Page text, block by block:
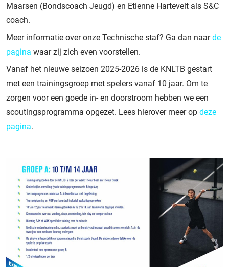
Maarsen (Bondscoach Jeugd) en Etienne Hartevelt als S&C
coach.
Meer informatie over onze Technische staf? Ga dan naarde
pagina waar zij zich even voorstellen.
Vanaf het nieuwe seizoen 2025-2026 is de KNLTB gestart
met een trainingsgroep met spelers vanaf 10 jaar. Om te
zorgen voor een goede in- en doorstroom hebben we een
scoutingsprogramma opgezet. Lees hierover meer op deze
pagina.